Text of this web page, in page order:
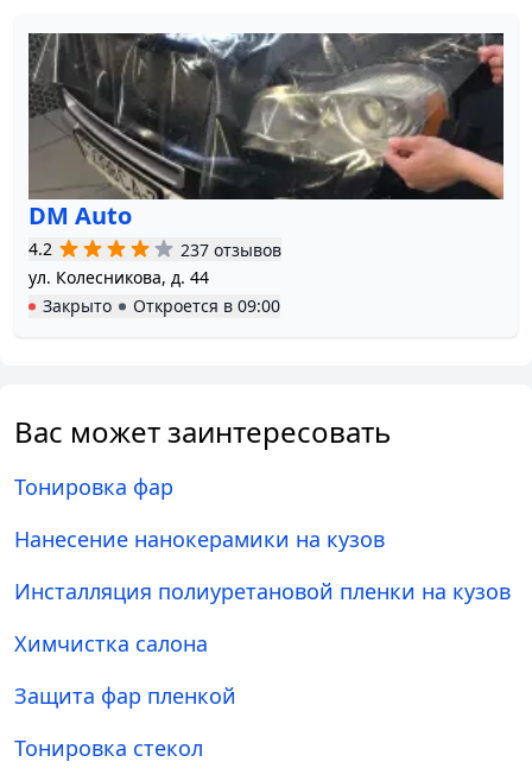
DM Auto
4.2
237 отзывов
ул. Колесникова, д. 44
Закрыто
Откроется в 09:00
Вас может заинтересовать
Тонировка фар
Нанесение нанокерамики на кузов
Инсталляция полиуретановой пленки на кузов
Химчистка салона
Защита фар пленкой
Тонировка стекол